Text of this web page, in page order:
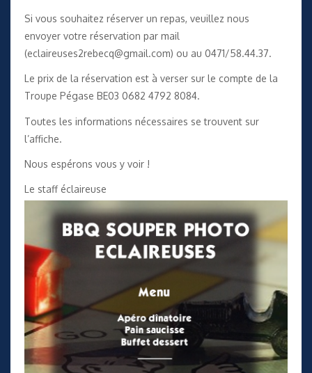
Si vous souhaitez réserver un repas, veuillez nous
envoyer votre réservation par mail
(eclaireuses2rebecq@gmail.com) ou au 0471/58.44.37.
Le prix de la réservation est à verser sur le compte de la
Troupe Pégase BE03 0682 4792 8084.
Toutes les informations nécessaires se trouvent sur
l’affiche.
Nous espérons vous y voir !
Le staff éclaireuse